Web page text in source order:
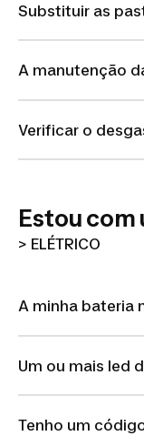
Substituir as
A manutenção
Verificar o
Estou
> ELÉTRICO
A minha bateria
Um ou mais led
Tenho um